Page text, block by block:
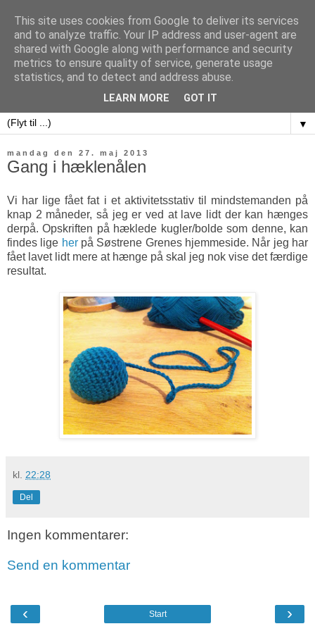
sweet potatoes
▼
mandag den 27. maj 2013
Gang i hæklenålen
Vi har lige fået fat i et aktivitetsstativ til mindstemanden på
knap 2 måneder, så jeg er ved at lave lidt der kan hænges
derpå. Opskriften på hæklede kugler/bolde som denne, kan
findes lige herpå Søstrene Grenes hjemmeside. Når jeg har
fået lavet lidt mere at hænge på skal jeg nok vise det færdige
resultat.
kl. 22:28
Del
Ingen kommentarer:
Send en kommentar
‹ ›
Start
This site uses cookies from Google to deliver its services
and to analyze traffic. Your IP address and user-agent are
shared with Google along with performance and security
metrics to ensure quality of service, generate usage
statistics, and to detect and address abuse.
LEARN MORE GOT IT